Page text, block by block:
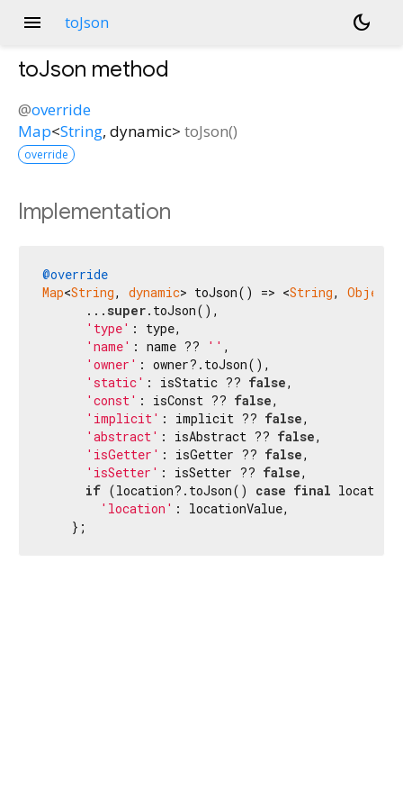
menu toJson dark_mode
toJson method
@override
Map<String, dynamic> toJson()
override
Implementation
@override
Map<String, dynamic> toJson() => <String, Object?
      ...
super.toJson(),
'type' : type,
'name' : name ?? '' ,
'owner' : owner?.toJson(),
'static' : isStatic ?? false,
'const' : isConst ?? false,
'implicit' : implicit ?? false,
'abstract' : isAbstract ?? false,
'isGetter' : isGetter ?? false,
'isSetter' : isSetter ?? false,
if (location?.toJson() case final
'location' : locationValue,
    };